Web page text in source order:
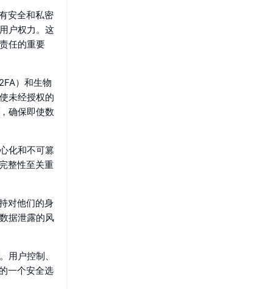
安全和私密
户权力。这
任的重要
）和生物
未经授权的
确保即使数
化和不可篡
整性至关重
对他们的身
据泄露的风
用户控制、
一个安全选